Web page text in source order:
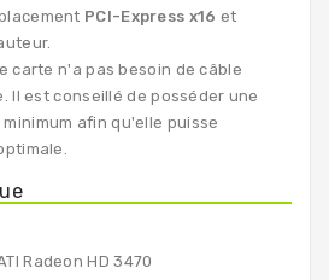
PCI-Express x16 et
carte n'a pas besoin de câble
Il est conseillé de posséder une
minimum afin qu'elle puisse
Radeon HD 3470